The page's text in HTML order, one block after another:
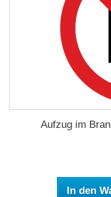
Aufzug im
In den